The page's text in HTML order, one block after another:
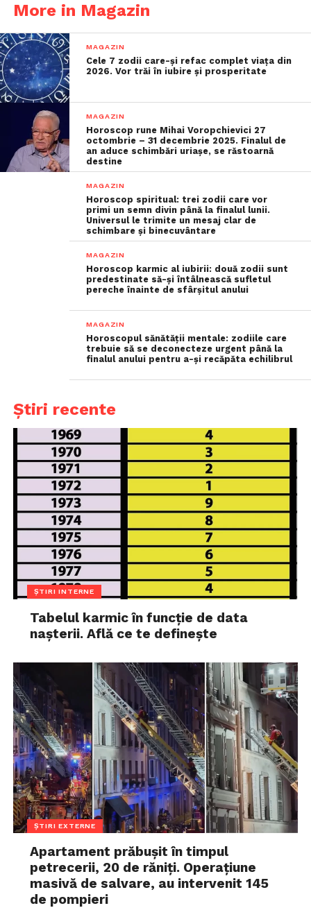
More in Magazin
MAGAZIN
Cele 7 zodii care-și refac complet viața din
2026. Vor trăi în iubire și prosperitate
MAGAZIN
Horoscop rune Mihai Voropchievici 27
octombrie – 31 decembrie 2025. Finalul de
an aduce schimbări uriașe, se răstoarnă
destine
MAGAZIN
Horoscop spiritual: trei zodii care vor
primi un semn divin până la finalul lunii.
Universul le trimite un mesaj clar de
schimbare și binecuvântare
MAGAZIN
Horoscop karmic al iubirii: două zodii sunt
predestinate să-și întâlnească sufletul
pereche înainte de sfârșitul anului
MAGAZIN
Horoscopul sănătății mentale: zodiile care
trebuie să se deconecteze urgent până la
finalul anului pentru a-și recăpăta echilibrul
Știri recente
ȘTIRI INTERNE
Tabelul karmic în funcție de data
nașterii. Află ce te definește
ȘTIRI EXTERNE
Apartament prăbușit în timpul
petrecerii, 20 de răniți. Operațiune
masivă de salvare, au intervenit 145
de pompieri